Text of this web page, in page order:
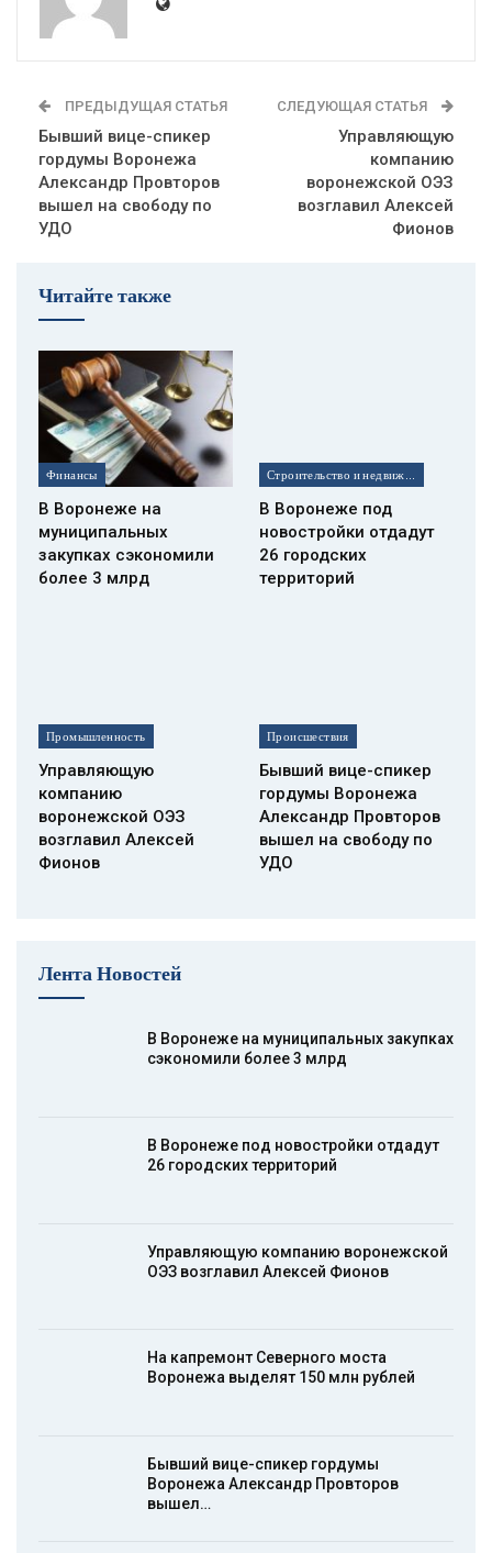
ПРЕДЫДУЩАЯ СТАТЬЯ
Бывший вице-спикер
гордумы Воронежа
Александр Провторов
вышел на свободу по
УДО
СЛЕДУЮЩАЯ СТАТЬЯ
Управляющую
компанию
воронежской ОЭЗ
возглавил Алексей
Фионов
Читайте также
Финансы
В Воронеже на
муниципальных
закупках сэкономили
более 3 млрд
В Воронеже под
новостройки отдадут
26 городских
территорий
Промышленность
Управляющую
компанию
воронежской ОЭЗ
возглавил Алексей
Фионов
Происшествия
Бывший вице-спикер
гордумы Воронежа
Александр Провторов
вышел на свободу по
УДО
Лента Новостей
В Воронеже на муниципальных закупках
сэкономили более 3 млрд
В Воронеже под новостройки отдадут
26 городских территорий
Управляющую компанию воронежской
ОЭЗ возглавил Алексей Фионов
На капремонт Северного моста
Воронежа выделят 150 млн рублей
Бывший вице-спикер гордумы
Воронежа Александр Провторов
вышел…